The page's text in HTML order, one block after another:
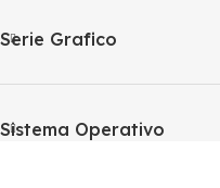
Serie Grafico
Sistema Operativo